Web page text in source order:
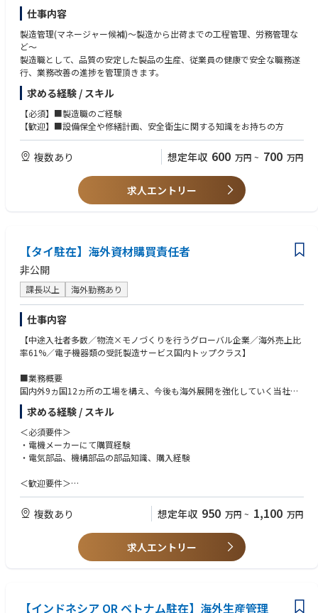
仕事内容
製造管理(マネージャー候補)～製造から出荷までの工程管理、労務管理な
ど～
製造職として、品質の安定した製品の生産、従業員の健康で安全な職務遂
行、業務改善の進捗を管理頂きます。
求める経験 / スキル
【必須】■製造職のご経験
【歓迎】■設備保全や修繕計画、安全衛生に関する知識をお持ちの方
複数あり 想定年収 600 万円 ~ 700 万円
求人エントリー
【タイ駐在】海外資材購買責任者
非公開
課長以上 海外勤務あり
仕事内容
【中途入社者多数／物流×モノづくりを行うグローバル企業／海外売上比
率61%／電子機器類の受託製造サービス国内トップクラス】
■業務概要
国内外9ヵ国12ヵ所の工場を構え、今後も海外展開を強化していく当社に
おいて、海外工場（タイ）にて資材／購買責任者としてご活躍いただきま
す。
■主な業務内容
・部品調達フォロー、確認
・開発購買（ve品）
・ローカルメンバー社員の採用・育成／マネジメント
■OJTトレーニング
ご入社後は、国内工場（高松工場・グローバルEMSセンター）でのOJTト
レーニングを予定しております。
求める経験 / スキル
＜必須要件＞
・電機メーカーにて購買経験
・電気部品、機構部品の部品知識、購入経験
＜歓迎要件＞
・海外への長期出張/海外赴任のご経験
・英語の日常会話レベル ※業務で使う言語は、日本語と英語です。
・VE(Value Engineering),VA(Value Analysis)の経験
・品質に関するスキル、部品メーカーに関するスキル
・商品化（製品立ち上げ）において、各イベント毎に購買、技術、QAなど
複数あり 想定年収 950 万円 ~ 1,100 万円
求人エントリー
【インドネシア OR ベトナム駐在】海外生産管理